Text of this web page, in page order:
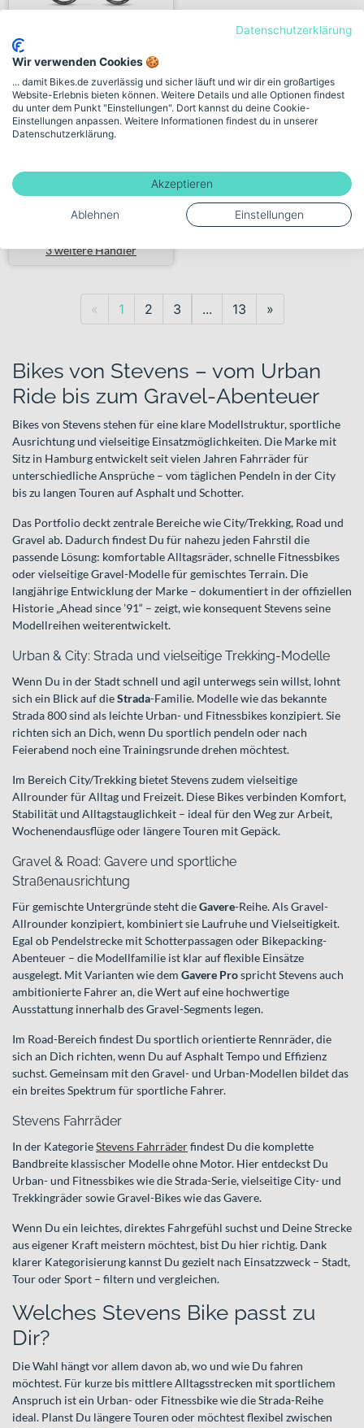
Stevens Sentiero Gent
1.799,00€
3 weitere Händler
« Previous
1 2 3 ... 13 »Next
Bikes von Stevens – vom Urban
Ride bis zum Gravel-Abenteuer
Bikes von Stevens stehen für eine klare Modellstruktur, sportliche
Ausrichtung und vielseitige Einsatzmöglichkeiten. Die Marke mit
Sitz in Hamburg entwickelt seit vielen Jahren Fahrräder für
unterschiedliche Ansprüche – vom täglichen Pendeln in der City
bis zu langen Touren auf Asphalt und Schotter.
Das Portfolio deckt zentrale Bereiche wie City/Trekking, Road und
Gravel ab. Dadurch findest Du für nahezu jeden Fahrstil die
passende Lösung: komfortable Alltagsräder, schnelle Fitnessbikes
oder vielseitige Gravel-Modelle für gemischtes Terrain. Die
langjährige Entwicklung der Marke – dokumentiert in der offiziellen
Historie „Ahead since ’91“ – zeigt, wie konsequent Stevens seine
Modellreihen weiterentwickelt.
Urban & City: Strada und vielseitige Trekking-Modelle
Wenn Du in der Stadt schnell und agil unterwegs sein willst, lohnt
sich ein Blick auf dieStrada-Familie. Modelle wie das bekannte
Strada 800 sind als leichte Urban- und Fitnessbikes konzipiert. Sie
richten sich an Dich, wenn Du sportlich pendeln oder nach
Feierabend noch eine Trainingsrunde drehen möchtest.
Im Bereich City/Trekking bietet Stevens zudem vielseitige
Allrounder für Alltag und Freizeit. Diese Bikes verbinden Komfort,
Stabilität und Alltagstauglichkeit – ideal für den Weg zur Arbeit,
Wochenendausflüge oder längere Touren mit Gepäck.
Gravel & Road: Gavere und sportliche
Straßenausrichtung
Für gemischte Untergründe steht dieGavere-Reihe. Als Gravel-
Allrounder konzipiert, kombiniert sie Laufruhe und Vielseitigkeit.
Egal ob Pendelstrecke mit Schotterpassagen oder Bikepacking-
Abenteuer – die Modellfamilie ist klar auf flexible Einsätze
ausgelegt. Mit Varianten wie dem Gavere Prospricht Stevens auch
ambitionierte Fahrer an, die Wert auf eine hochwertige
Ausstattung innerhalb des Gravel-Segments legen.
Im Road-Bereich findest Du sportlich orientierte Rennräder, die
sich an Dich richten, wenn Du auf Asphalt Tempo und Effizienz
suchst. Gemeinsam mit den Gravel- und Urban-Modellen bildet das
ein breites Spektrum für sportliche Fahrer.
Stevens Fahrräder
In der KategorieStevens Fahrräderfindest Du die komplette
Bandbreite klassischer Modelle ohne Motor. Hier entdeckst Du
Urban- und Fitnessbikes wie die Strada-Serie, vielseitige City- und
Trekkingräder sowie Gravel-Bikes wie das Gavere.
Wenn Du ein leichtes, direktes Fahrgefühl suchst und Deine Strecke
aus eigener Kraft meistern möchtest, bist Du hier richtig. Dank
klarer Kategorisierung kannst Du gezielt nach Einsatzzweck – Stadt,
Tour oder Sport – filtern und vergleichen.
Welches Stevens Bike passt zu
Dir?
Die Wahl hängt vor allem davon ab, wo und wie Du fahren
möchtest. Für kurze bis mittlere Alltagsstrecken mit sportlichem
Anspruch ist ein Urban- oder Fitnessbike wie die Strada-Reihe
ideal. Planst Du längere Touren oder möchtest flexibel zwischen
Datenschutzerklärung
Wir verwenden Cookies 🍪
... damit Bikes.de zuverlässig und sicher läuft und wir dir ein großartiges
Website-Erlebnis bieten können. Weitere Details und alle Optionen findest
du unter dem Punkt "Einstellungen". Dort kannst du deine Cookie-
Einstellungen anpassen. Weitere Informationen findest du in unserer
Datenschutzerklärung.
Akzeptieren
Ablehnen Einstellungen